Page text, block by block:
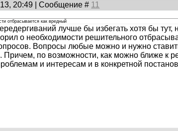
20:49 | Сообщение # 11
отбрасывается как вредный
лучше бы избегать хотя бы тут,
о необходимости решительного
Вопросы любые можно и нужно
Причем, по возможности, как можно ближе к
и интересам и в конкретной